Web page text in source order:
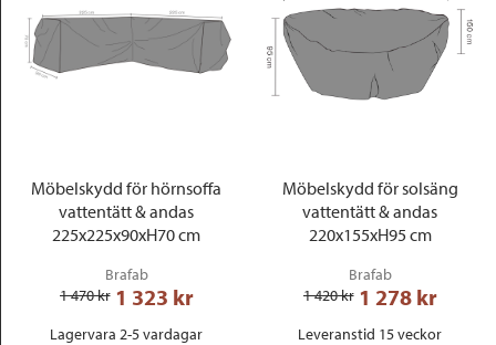
Möbelskydd för hörnsoffa
vattentätt & andas
225x225x90xH70 cm
Brafab
1 470 kr 1 323 kr
Lagervara 2-5 vardagar
Möbelskydd för solsäng
vattentätt & andas
220x155xH95 cm
Brafab
1 420 kr 1 278 kr
Leveranstid 15 veckor